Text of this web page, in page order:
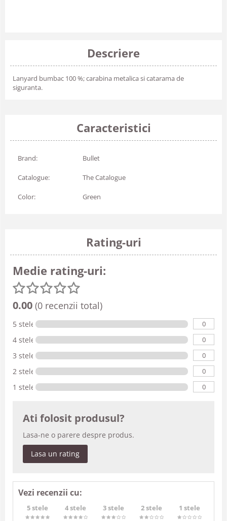
Descriere
Lanyard bumbac 100 %; carabina metalica si catarama de
siguranta.
Caracteristici
Brand: Bullet
Catalogue: The Catalogue
Color: Green
Rating-uri
Medie rating-uri:
0.00 (0 recenzii total)
5 stele 0
4 stele 0
3 stele 0
2 stele 0
1 stele 0
Ati folosit produsul?
Lasa-ne o parere despre produs.
Lasa un rating
Vezi recenzii cu:
5 stele 4 stele 3 stele 2 stele 1 stele